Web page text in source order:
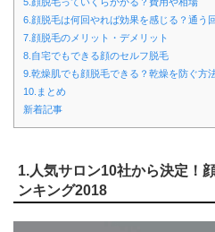
6.顔脱毛は何回やれば効果を感じる？通う
7.顔脱毛のメリット・デメリット
8.自宅でもできる顔のセルフ脱毛
9.乾燥肌でも顔脱毛できる？乾燥を防ぐ方
10.まとめ
新着記事
1.人気サロン10社から決定！
ンキング2018